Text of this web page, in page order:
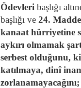
Ödevleri başlığı
başlığı ve 24. Madde
kanaat hürriyetine
aykırı olmamak
serbest olduğunu, k
katılmaya, dinî